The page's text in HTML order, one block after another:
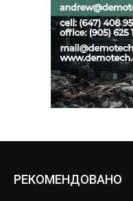
РЕКОМЕНДОВАНО